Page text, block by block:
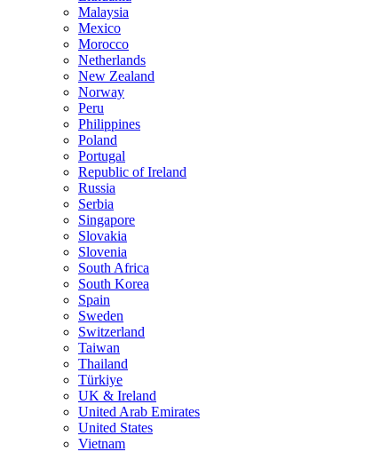
Malaysia
Mexico
Morocco
Netherlands
New Zealand
Norway
Peru
Philippines
Poland
Portugal
Republic of Ireland
Russia
Serbia
Singapore
Slovakia
Slovenia
South Africa
South Korea
Spain
Sweden
Switzerland
Taiwan
Thailand
Türkiye
UK & Ireland
United Arab Emirates
United States
Vietnam